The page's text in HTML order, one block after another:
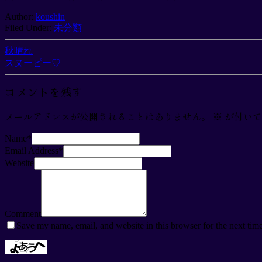
Author: koushin
Filed Under: 未分類
秋晴れ
スヌーピー♡
コメントを残す
メールアドレスが公開されることはありません。 ※ が付い
Name*
Email Address*
Website
Comment
Save my name, email, and website in this browser for the next